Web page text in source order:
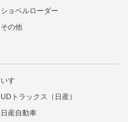
ショベルローダー
その他
いすゞ
UDトラックス（日産）
日産自動車